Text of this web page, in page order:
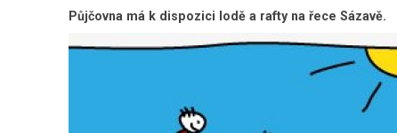
Půjčovna má k dispozici lodě a rafty na řece Sázavě.